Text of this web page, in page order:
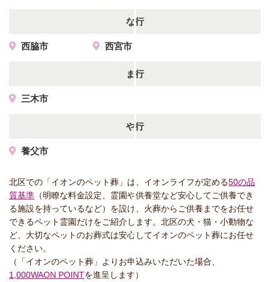
な行
西脇市 西宮市
ま行
三木市
や行
養父市
北区での「イオンのペット葬」は、イオンライフが定める50の品
質基準 （明瞭な料金設定、霊園や供養堂など安心してご供養でき
る施設を持っているなど）を設け、火葬からご供養までをお任せ
できるペット霊園だけをご紹介します。北区の犬・猫・小動物な
ど、大切なペットのお葬式は安心してイオンのペット葬にお任せ
ください。
（「イオンのペット葬」よりお申込みいただいた場合、
1,000WAON POINTを進呈します）